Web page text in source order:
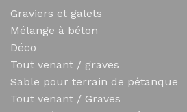
Graviers et galets
Mélange à béton
Déco
Tout venant / graves
Sable pour terrain de pétanque
Tout venant / Graves